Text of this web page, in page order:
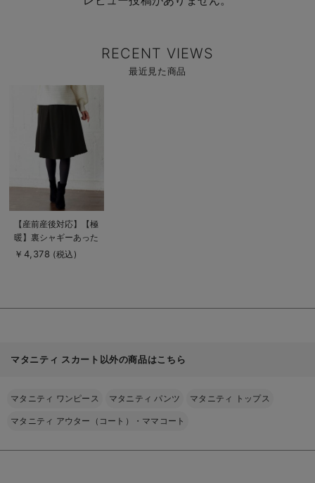
RECENT VIEWS
最近見た商品
商
品
詳
細
を
【産前産後対応】【極
暖】裏シャギーあった
かタックスカート【出
￥4,378 (税込)
マタニティ スカート以外の商品はこちら
マタニティ ワンピース マタニティ パンツ マタニティ トップス
マタニティ アウター（コート）・ママコート